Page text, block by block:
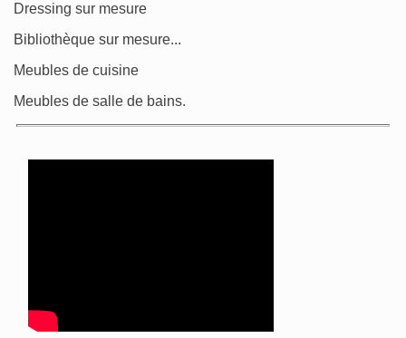
Dressing sur mesure
Bibliothèque sur mesure...
Meubles de cuisine
Meubles de salle de bains.